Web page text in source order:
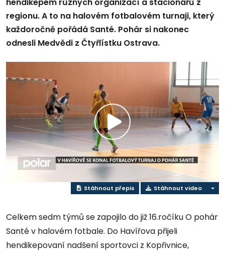
hendikepem různých organizací a stacionářů z
regionu. A to na halovém fotbalovém turnaji, který
každoročně pořádá Santé. Pohár si nakonec
odnesli Medvědi z Čtyřlístku Ostrava.
Přehrát
video
Stáhnout přepis Stáhnout video
Celkem sedm týmů se zapojilo do již 16.ročíku O pohár
Santé v halovém fotbale. Do Havířova přijeli
hendikepovaní nadšení sportovci z Kopřivnice,